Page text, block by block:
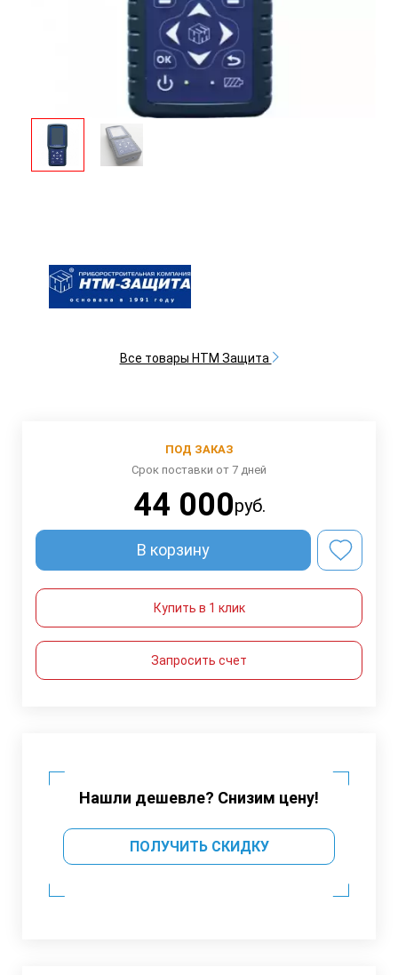
Все товары НТМ Защита
ПОД ЗАКАЗ
Срок поставки от 7 дней
44 000руб.
В корзину
Купить в 1 клик
Запросить счет
Нашли дешевле? Снизим цену!
ПОЛУЧИТЬ СКИДКУ